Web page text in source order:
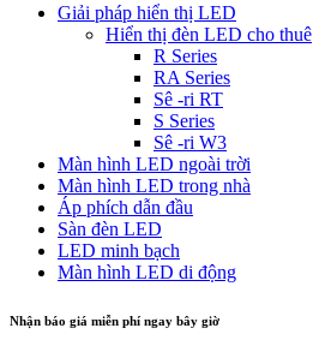
Giải pháp hiển thị LED
Hiển thị đèn LED cho thuê
R Series
RA Series
Sê -ri RT
S Series
Sê -ri W3
Màn hình LED ngoài trời
Màn hình LED trong nhà
Áp phích dẫn đầu
Sàn đèn LED
LED minh bạch
Màn hình LED di động
Nhận báo giá miễn phí ngay bây giờ